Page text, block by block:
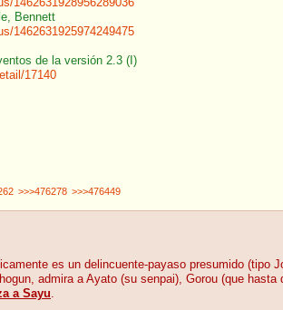
1462631928956289036
Bennett
1462631925974249475
de la versión 2.3 (I)
17140
>>>476278 >>>476449
es un delincuente-payaso presumido (tipo
admira a Ayato (su senpai), Gorou (que
a Sayu.